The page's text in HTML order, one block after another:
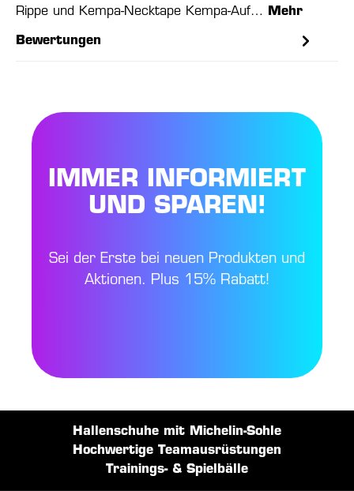
Rippe und Kempa-Necktape Kempa-Auf…
Mehr
Bewertungen
IMMER INFORMIERT
UND SPAREN!
Sei der Erste bei neuen Produkten und
Aktionen. Plus 15% Rabatt!
Hallenschuhe mit Michelin-Sohle
Hochwertige Teamausrüstungen
Trainings- & Spielbälle